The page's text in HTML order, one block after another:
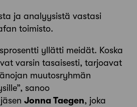
ja analyysistä vastasi
toimisto.
yllätti meidät. Koska
varsin tasaisesti, tarjoavat
muutosryhmän
sanoo
Jonna Taegen, joka